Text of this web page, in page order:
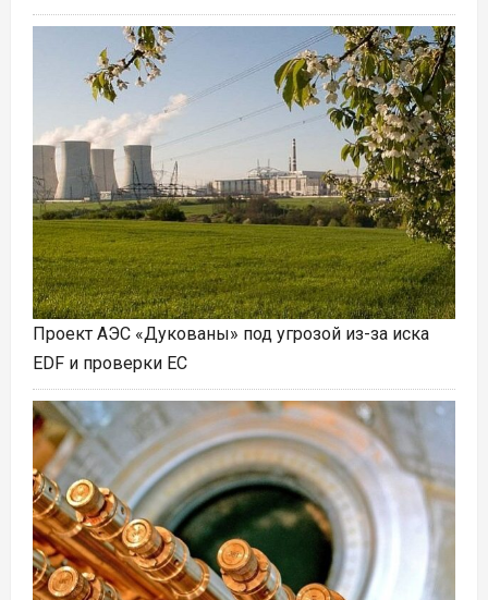
Проект АЭС «Дукованы» под угрозой из-за иска
EDF и проверки ЕС